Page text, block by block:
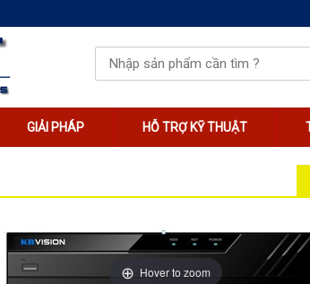
GIẢI PHÁP HỖ TRỢ KỸ THUẬT
Hover to zoom